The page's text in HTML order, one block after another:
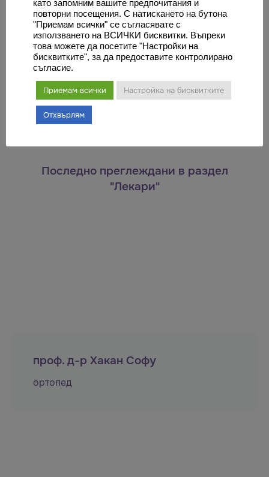
медицинска грижа.
Оставете коментар
Трябва давлезете, за да публикувате коментар.
Последно преглеждани в раздел
"Лекари"
проф. д-р Хакан Софу
ортопед
като запомним вашите предпочитания и
повторни посещения. С натискането на бутона
"Приемам всички" се съгласявате с
използването на ВСИЧКИ бисквитки. Въпреки
това можете да посетите "Настройки на
бисквитките", за да предоставите контролирано
съгласие.
Приемам всички Настройка на бисквитките
Отхвърлям